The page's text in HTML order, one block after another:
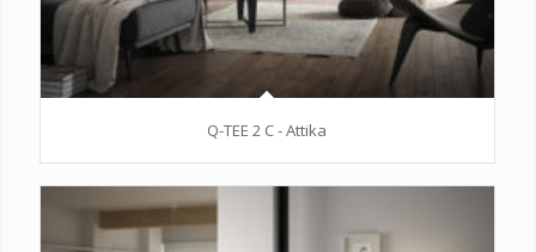
Q-TEE 2 C - Attika